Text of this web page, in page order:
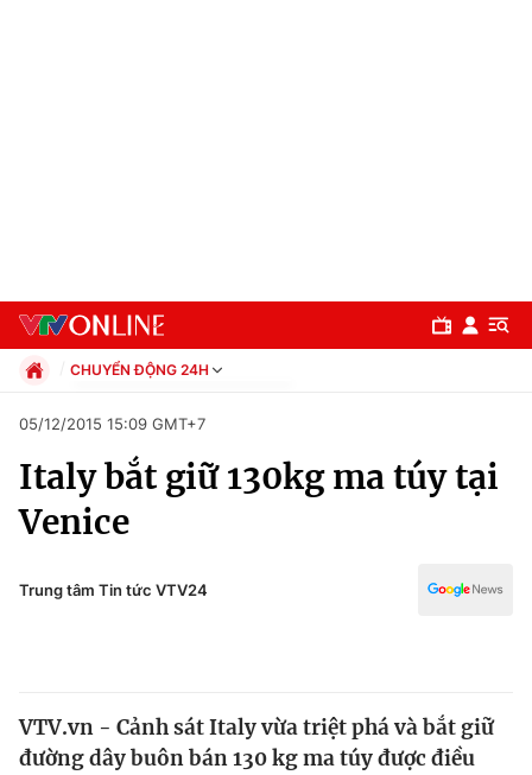
Chuyên mục
Chính trị
Xã hội
Y tế
CHUYỂN ĐỘNG 24H
Xã hội
Pháp luật
Kinh tế
Thể thao
Văn hóa - Giải trí
Giáo dục
05/12/2015 15:09 GMT+7
Italy bắt giữ 130kg ma túy tại
Venice
Trung tâm Tin tức VTV24
VTV.vn - Cảnh sát Italy vừa triệt phá và bắt giữ
đường dây buôn bán 130 kg ma túy được điều